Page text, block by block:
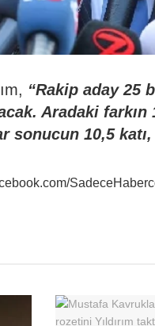
“Rakip aday 25
Aradaki
sonucun 10,5